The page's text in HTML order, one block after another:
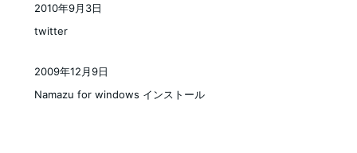
twitter
投稿日
2010年9月3日
Namazu for windows インストール
2009年12月9日